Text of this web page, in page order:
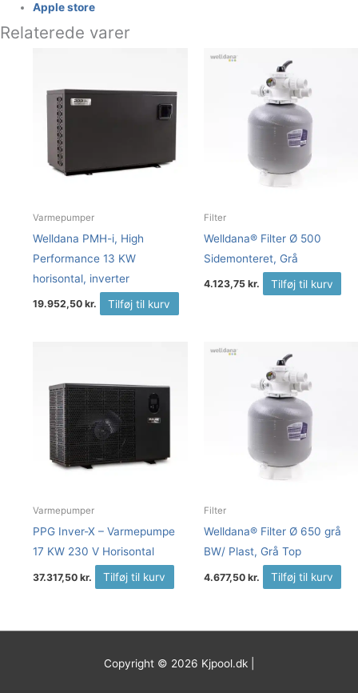
Apple store
Relaterede varer
Varmepumper
Welldana PMH-i, High
Performance 13 KW
horisontal, inverter
19.952,50kr. Tilføj til kurv
Filter
Welldana® Filter Ø 500
Sidemonteret, Grå
4.123,75 kr. Tilføj til kurv
Varmepumper
PPG Inver-X – Varmepumpe
17 KW 230 V Horisontal
37.317,50kr. Tilføj til kurv
Filter
Welldana® Filter Ø 650 grå
BW/ Plast, Grå Top
4.677,50 kr. Tilføj til kurv
Copyright © 2026 Kjpool.dk